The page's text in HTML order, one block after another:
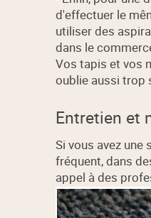
d'effectuer le
utiliser des
dans le
Vos tapis et vos
oublie aussi trop
Entretien et
Si vous avez
fréquent, dans
appel à des